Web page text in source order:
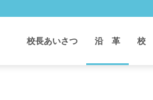
校長あいさつ 沿 革 校